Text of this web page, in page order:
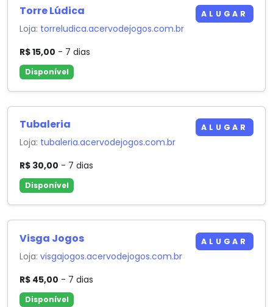
Torre Lúdica
Loja: torreludica.acervodejogos.com.br
R$ 15,00 - 7 dias
Disponível
ALUGAR
Tubaleria
Loja: tubaleria.acervodejogos.com.br
R$ 30,00 - 7 dias
Disponível
ALUGAR
Visga Jogos
Loja:visgajogos.acervodejogos.com.br
R$ 45,00 - 7 dias
Disponível
ALUGAR